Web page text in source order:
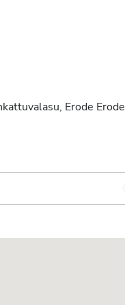
Erode Erode